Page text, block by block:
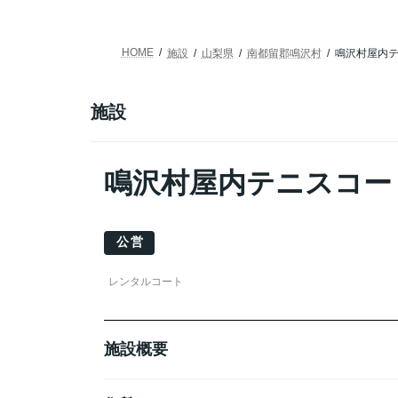
施設
HOME 施設 山梨県 南都留郡鳴沢村 鳴沢村屋内
鳴沢村屋内テニスコ
公営
レンタルコート
施設概要